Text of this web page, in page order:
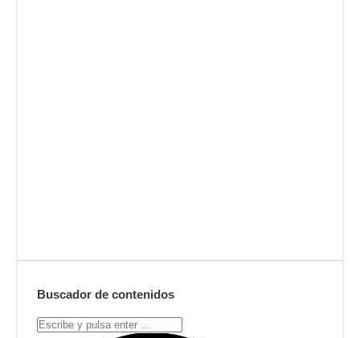
Buscador de contenidos
Search: